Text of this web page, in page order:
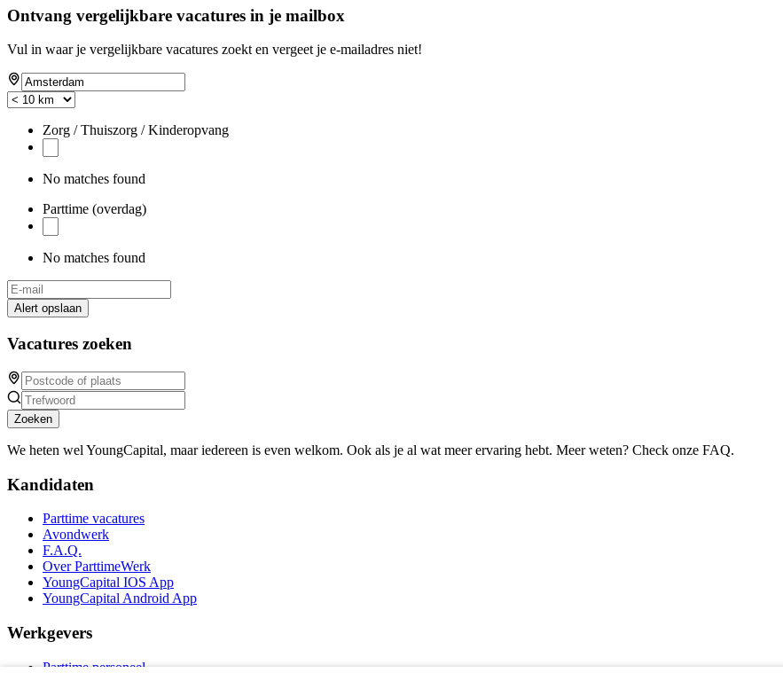
Ontvang vergelijkbare vacatures in je mailbox
Vul in waar je vergelijkbare vacatures zoekt en vergeet je e-mailadres niet!
Zorg / Thuiszorg / Kinderopvang
No matches found
Parttime (overdag)
No matches found
Alert opslaan
Vacatures zoeken
Zoeken
We heten wel YoungCapital, maar iedereen is even welkom. Ook als je al wat meer ervaring hebt. Meer weten? Check onze FAQ.
Kandidaten
Parttime vacatures
Avondwerk
F.A.Q.
Over ParttimeWerk
YoungCapital IOS App
YoungCapital Android App
Werkgevers
Parttime personeel